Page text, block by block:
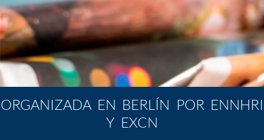
ORGANIZADA EN BERLÍN POR ENNHRI
Y EXCN